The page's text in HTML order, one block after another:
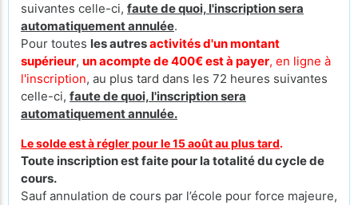
suivantes celle-ci, faute de quoi, l'inscription sera
automatiquement annulée.
Pour toutes les autresactivités d'un montant
supérieur, un acompte de 400€ est à payer, en ligne à
l'inscription, au plus tard dans les 72 heures suivantes
celle-ci, faute de quoi, l'inscription sera
automatiquement annulée.
Le solde est à régler pour le 15 août au plus tard.
Toute inscription est faite pour la totalité du cycle de
cours.
Sauf annulation de cours par l’école pour force majeure,